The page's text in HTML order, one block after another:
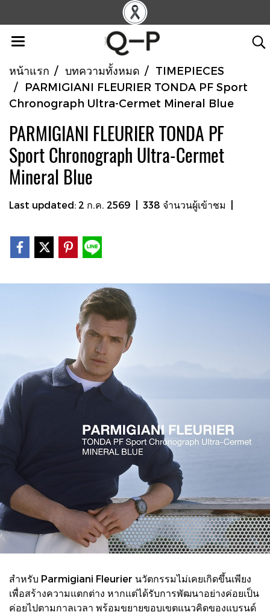
หน้าแรก บทความทั้งหมด
TIMEPIECES
PARMIGIANI FLEURIER TONDA PF Sport
Chronograph Ultra-Cermet Mineral Blue
PARMIGIANI FLEURIER TONDA PF
Sport Chronograph Ultra-Cermet
Mineral Blue
Last updated: 2 ก.ค. 2569 338 จำนวนผู้เข้าชม
สำหรับ Parmigiani Fleurier นวัตกรรมไม่เคยเกิดขึ้นเพียง
เพื่อสร้างความแตกต่าง หากแต่ได้รับการพัฒนาอย่างค่อยเป็น
ค่อยไปตามกาลเวลา พร้อมขยายขอบเขตแนวคิดของแบรนด์